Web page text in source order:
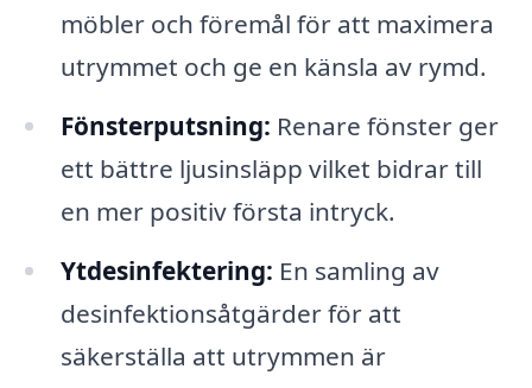
möbler och föremål för att maximera
utrymmet och ge en känsla av rymd.
Fönsterputsning: Renare fönster ger
ett bättre ljusinsläpp vilket bidrar till
en mer positiv första intryck.
Ytdesinfektering: En samling av
desinfektionsåtgärder för att
säkerställa att utrymmen är